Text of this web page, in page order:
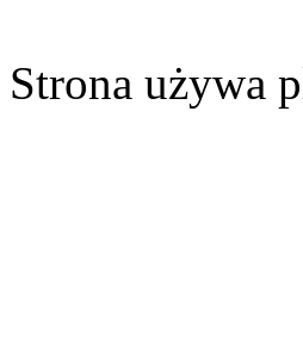
Strona używa